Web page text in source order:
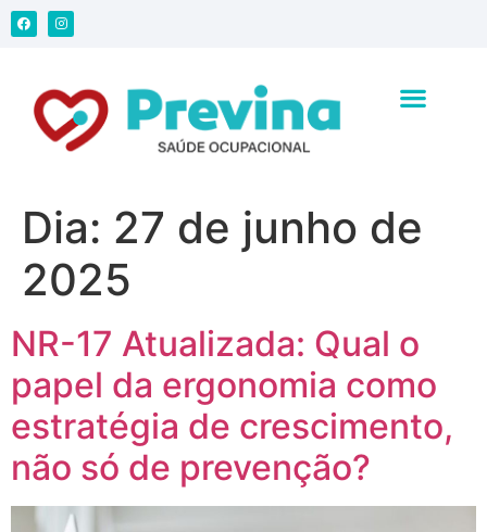
Dia: 27 de junho de
2025
NR-17 Atualizada: Qual o
papel da ergonomia como
estratégia de crescimento,
não só de prevenção?